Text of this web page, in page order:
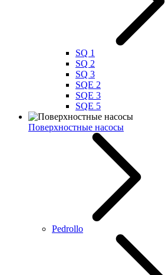
SQ 1
SQ 2
SQ 3
SQE 2
SQE 3
SQE 5
Поверхностные насосы
Pedrollo